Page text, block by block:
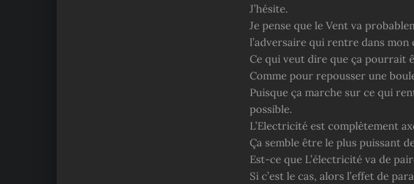
J’hésite.
Je pense que le Vent va
l’adversaire qui rentre dans mon
Ce qui veut dire que ça pourrait
Comme pour repousser une
Puisque ça marche sur ce qui
possible.
L’Electricité est complètement
Ça semble être le plus puissant
Est-ce que L’électricité va de
Si c’est le cas, alors l’effet de